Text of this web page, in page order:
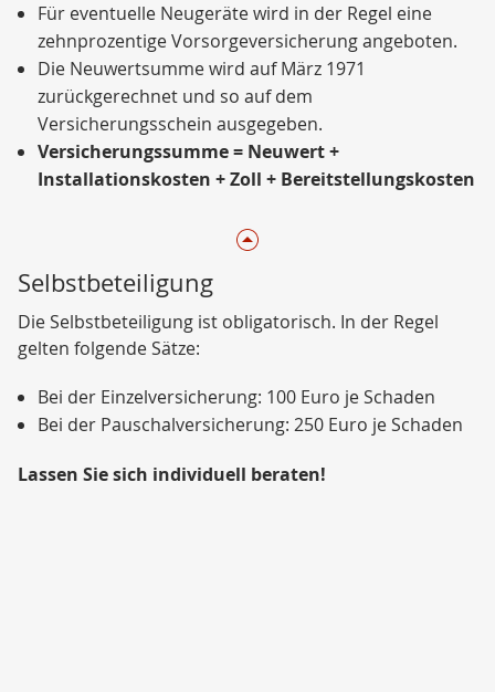
Für eventuelle Neugeräte wird in der Regel eine
zehnprozentige Vorsorgeversicherung angeboten.
Die Neuwertsumme wird auf März 1971
zurückgerechnet und so auf dem
Versicherungsschein ausgegeben.
Versicherungssumme = Neuwert +
Installationskosten + Zoll + Bereitstellungskosten
Selbstbeteiligung
Die Selbstbeteiligung ist obligatorisch. In der Regel
gelten folgende Sätze:
Bei der Einzelversicherung: 100 Euro je Schaden
Bei der Pauschalversicherung: 250 Euro je Schaden
Lassen Sie sich individuell beraten!